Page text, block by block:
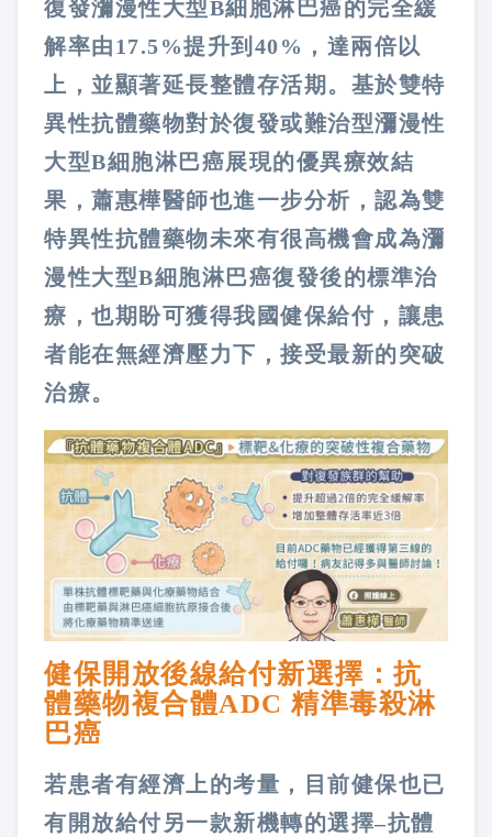
復發瀰漫性大型B細胞淋巴癌的完全緩
解率由17.5%提升到40%，達兩倍以
上，並顯著延長整體存活期。基於雙特
異性抗體藥物對於復發或難治型瀰漫性
大型B細胞淋巴癌展現的優異療效結
果，蕭惠樺醫師也進一步分析，認為雙
特異性抗體藥物未來有很高機會成為瀰
漫性大型B細胞淋巴癌復發後的標準治
療，也期盼可獲得我國健保給付，讓患
者能在無經濟壓力下，接受最新的突破
治療。
健保開放後線給付新選擇：抗
體藥物複合體ADC 精準毒殺淋
巴癌
若患者有經濟上的考量，目前健保也已
有開放給付另一款新機轉的選擇–抗體